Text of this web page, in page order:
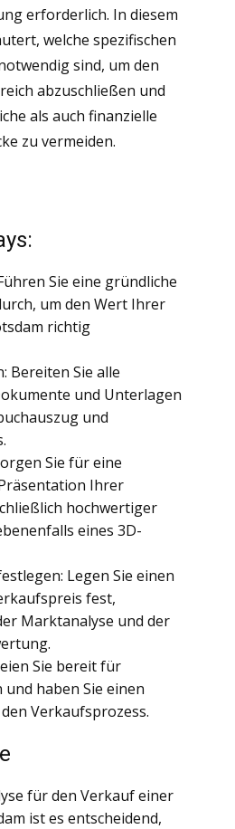
erforderlich. In diesem
welche spezifischen
sind, um den
abzuschließen und
als auch finanzielle
zu vermeiden.
Sie eine gründliche
um den Wert Ihrer
richtig
Bereiten Sie alle
und Unterlagen
und
Sie für eine
Ihrer
hochwertiger
eines 3D-
Legen Sie einen
fest,
Marktanalyse und der
Sie bereit für
haben Sie einen
Verkaufsprozess.
für den Verkauf einer
ist es entscheidend,